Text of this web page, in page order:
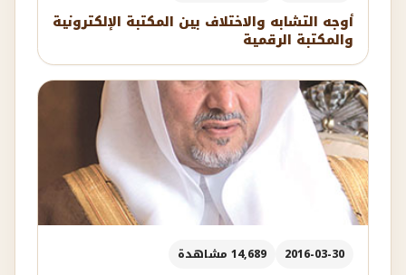
أوجه التشابه والاختلاف بين المكتبة الإلكترونية
والمكتبة الرقمية
2016-03-30 14,689 مشاهدة